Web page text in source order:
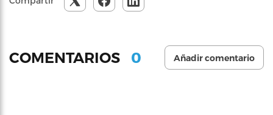
COMENTARIOS 0 Añadir comentario